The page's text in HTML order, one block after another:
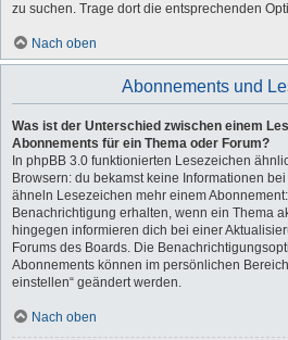
zu suchen. Trage dort die entsprechenden
Nach oben
Abonnements und
Was ist der Unterschied zwischen einem
Abonnements für ein Thema oder Forum?
In phpBB 3.0 funktionierten Lesezeichen
Browsern: du bekamst keine Informationen
ähneln Lesezeichen mehr einem
Benachrichtigung erhalten, wenn ein Thema
hingegen informieren dich bei einer
Forums des Boards. Die
Abonnements können im persönlichen
einstellen“ geändert werden.
Nach oben